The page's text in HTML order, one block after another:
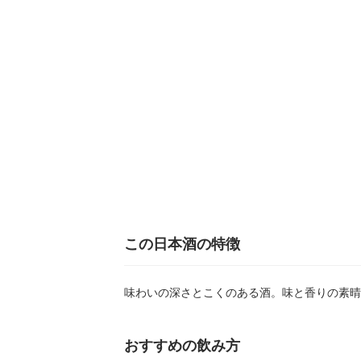
この日本酒の特徴
味わいの深さとこくのある酒。味と香りの素
おすすめの飲み方